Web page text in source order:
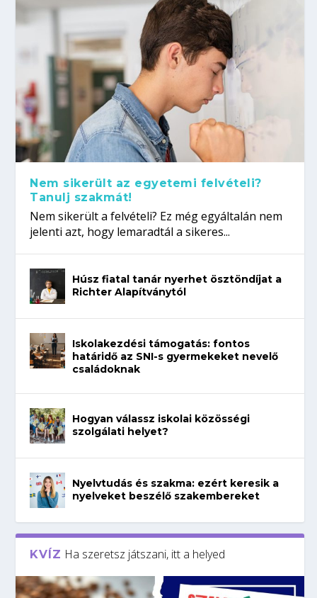
Nem sikerült az egyetemi felvételi?
Tanulj szakmát!
Nem sikerült a felvételi? Ez még egyáltalán nem
jelenti azt, hogy lemaradtál a sikeres...
Húsz fiatal tanár nyerhet ösztöndíjat a
Richter Alapítványtól
Iskolakezdési támogatás: fontos
határidő az SNI-s gyermekeket nevelő
családoknak
Hogyan válassz iskolai közösségi
szolgálati helyet?
Nyelvtudás és szakma: ezért keresik a
nyelveket beszélő szakembereket
KVÍZ Ha szeretsz játszani, itt a helyed